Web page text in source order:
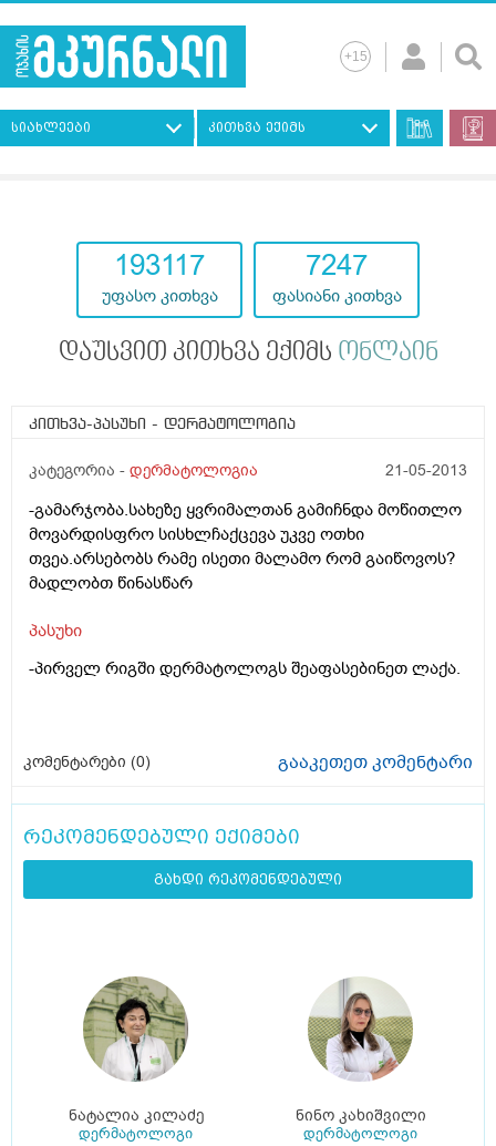
სიახლეები კითხვა ექიმს
193117
უფასო კითხვა
7247
ფასიანი კითხვა
დაუსვით კითხვა ექიმს ონლაინ
კითხვა-პასუხი - დერმატოლოგია
კატეგორია - დერმატოლოგია 21-05-2013
-გამარჯობა.სახეზე ყვრიმალთან გამიჩნდა მოწითლო
მოვარდისფრო სისხლჩაქცევა უკვე ოთხი
თვეა.არსებობს რამე ისეთი მალამო რომ გაიწოვოს?
მადლობთ წინასწარ
პასუხი
-პირველ რიგში დერმატოლოგს შეაფასებინეთ ლაქა.
კომენტარები (0) გააკეთეთ კომენტარი
რეკომენდებული ექიმები
გახდი რეკომენდებული
ნატალია კილაძე
დერმატოლოგი
ნინო კახიშვილი
დერმატოლოგი